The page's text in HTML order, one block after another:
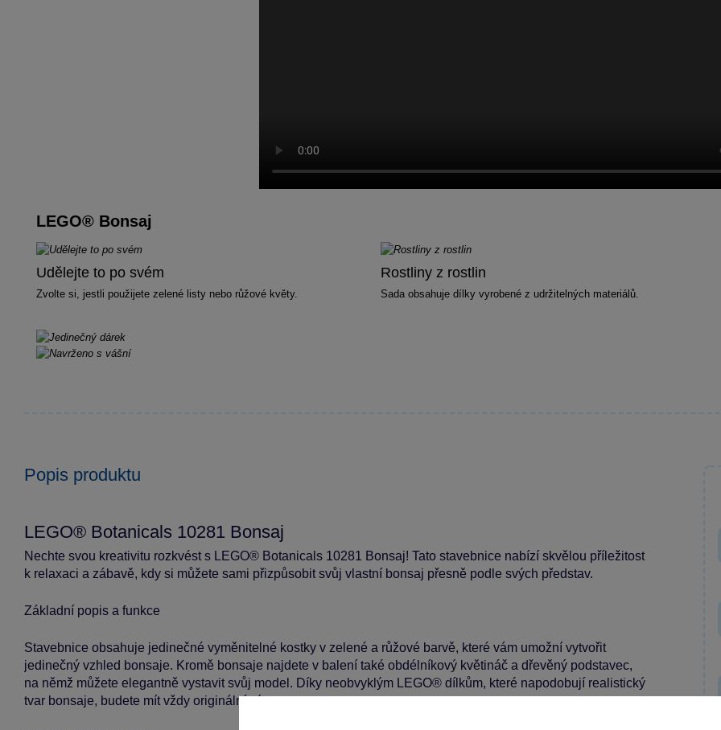
LEGO® Bonsaj
Udělejte to po svém
Zvolte si, jestli použijete zelené listy nebo růžové květy.
Rostliny z rostlin
Sada obsahuje dílky vyrobené z udržitelných materiálů.
Popis produktu
LEGO® Botanicals 10281 Bonsaj
Nechte svou kreativitu rozkvést s LEGO® Botanicals 10281 Bonsaj! Tato stavebnice nabízí skvělou příležitost
k relaxaci a zábavě, kdy si můžete sami přizpůsobit svůj vlastní bonsaj přesně podle svých představ.
Základní popis a funkce
Stavebnice obsahuje jedinečné vyměnitelné kostky v zelené a růžové barvě, které vám umožní vytvořit
jedinečný vzhled bonsaje. Kromě bonsaje najdete v balení také obdélníkový květináč a dřevěný podstavec,
na němž můžete elegantně vystavit svůj model. Díky neobvyklým LEGO® dílkům, které napodobují realistický
tvar bonsaje, budete mít vždy originální výtvor.